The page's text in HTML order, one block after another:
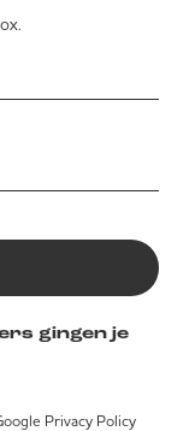
gingen je
Privacy Policy